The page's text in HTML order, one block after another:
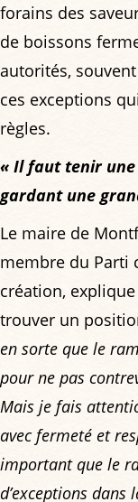
forains des
de boissons
autorités,
ces exceptions
règles.
« Il faut tenir
gardant une
Le maire de
membre du Parti
création, explique
trouver un
en sorte que le
pour ne pas
Mais je fais
avec fermeté et
important que le
d’exceptions dans